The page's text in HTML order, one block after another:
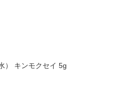
） キンモクセイ 5g